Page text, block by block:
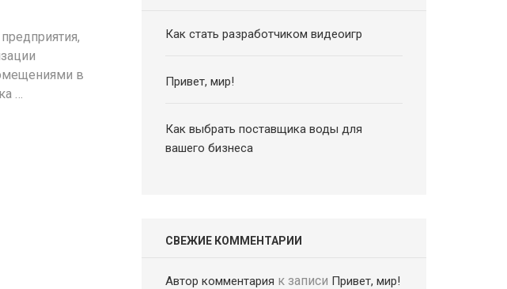
в
…
Как стать разработчиком видеоигр
Привет, мир!
Как выбрать поставщика воды для
вашего бизнеса
СВЕЖИЕ КОММЕНТАРИИ
Автор комментария к записи Привет, мир!